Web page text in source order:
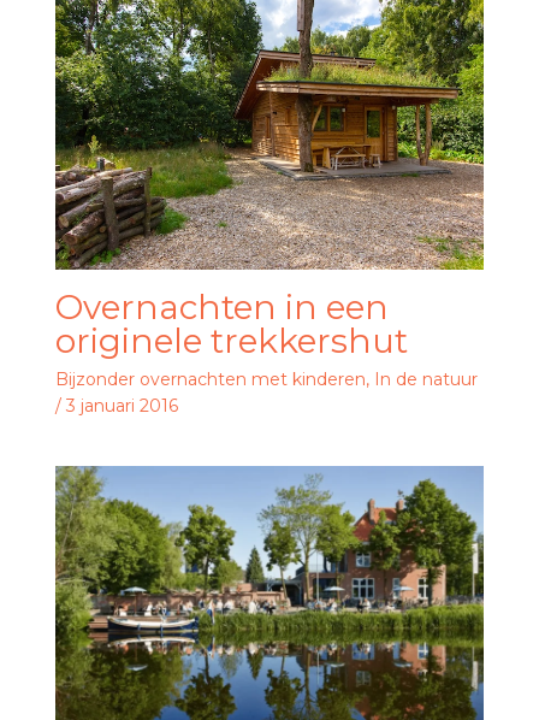
Overnachten in een
originele trekkershut
Bijzonder overnachten met kinderen, In de natuur
/ 3 januari 2016